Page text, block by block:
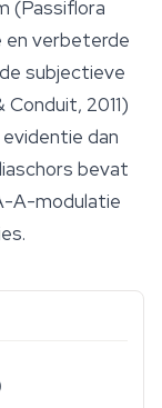
(Passiflora
en verbeterde
subjectieve
2011)
dan
bevat
A-modulatie